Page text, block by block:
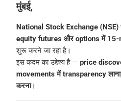
मुंबई,
National Stock Exchange (NSE)
equity futures और options में
शुरू करने जा रहा है।
इस कदम का उद्देश्य है — price
movements में transparency लाना
करना।